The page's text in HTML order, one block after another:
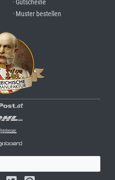
· Gutscheine
· Muster bestellen